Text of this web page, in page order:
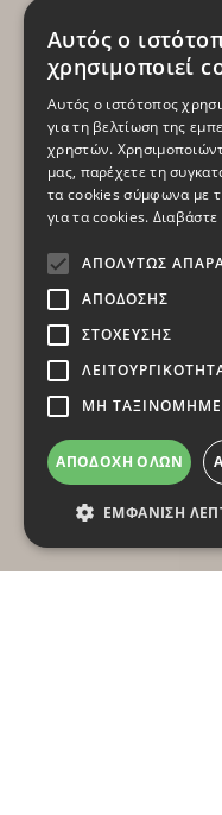
Αυτός ο
χρησιμοποιεί
Αυτός ο ιστότοπος
για τη βελτίωση της
χρηστών.
μας, παρέχετε τη
τα cookies σύμφωνα με
για τα cookies.
ΑΠΟΛΎΤΩΣ
ΑΠΌΔΟΣΗΣ
ΣΤΌΧΕΥΣΗΣ
ΜΗ
ΑΠΟΔΟΧΉ ΌΛΩΝ
ΕΜΦΆΝΙΣΗ